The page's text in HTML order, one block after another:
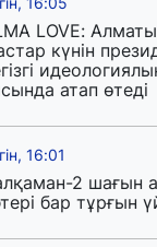
LOVE:
күнін
атап өтеді
16:01
2 шағын
бар тұрғын